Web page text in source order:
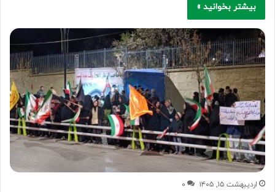
بیشتر بخوانید »
اردیبهشت ۱۵, ۱۴۰۵ ۰